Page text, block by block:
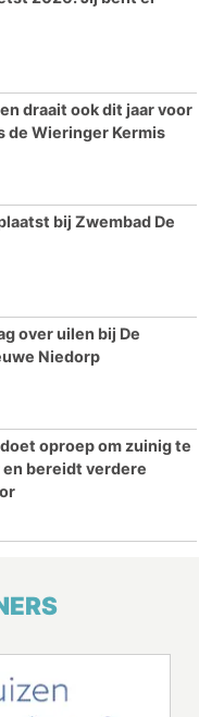
draait ook dit jaar voor
de Wieringer Kermis
bij Zwembad De
over uilen bij De
Niedorp
oproep om zuinig te
bereidt verdere